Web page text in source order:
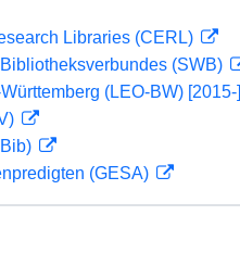
Libraries (CERL)
(SWB)
(LEO-BW) [2015-]
(GESA)